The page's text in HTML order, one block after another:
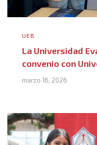
UEB
La Universidad
convenio con
marzo 16, 2026